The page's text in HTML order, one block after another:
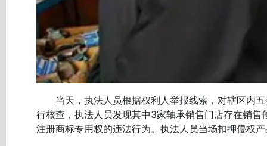
当天，执法人员根据权利人举报线索，对辖区内五
行核查，执法人员发现其中3家轴承销售门店存在销
注册商标专用权的违法行为。执法人员当场扣押侵权